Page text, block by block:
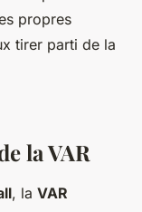
propres
tirer parti de la
la VAR
, la VAR